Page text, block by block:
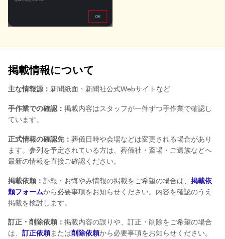
掲載情報について
主な情報源： 新聞紙面・新聞社公式Webサイトなど
手作業での確認： 掲載内容はスタッフが一件ずつ手作業で確認し
ています。
正式情報の確認先： 葬儀日時や会場などは変更される場合があり
ます。参列を予定されている方は、葬儀社・斎場・ご遺族などへ
最新の情報を直接ご確認ください。
掲載依頼： 訃報・お悔やみ情報の掲載をご希望の場合は、 掲載依
頼フォームから必要事項をお知らせください。内容を確認のうえ
掲載を検討します。
訂正・削除依頼： 掲載内容の誤りや、訂正・削除をご希望の場合
は、 訂正依頼または削除依頼から必要事項をお知らせください。